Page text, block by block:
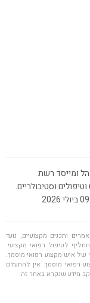
ומייסד רשת
וסטיבולריים.
ותכנים מקצועיים, נועד
לטיפול רפואי מקצועי.
של איש מקצוע רפואי מוסמך.
רפואי מוסמך. אין להתעלם
מידע שנקרא באתר זה.